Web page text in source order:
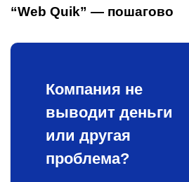
“Web Quik” — пошагово
Компания не
выводит деньги
или другая
проблема?